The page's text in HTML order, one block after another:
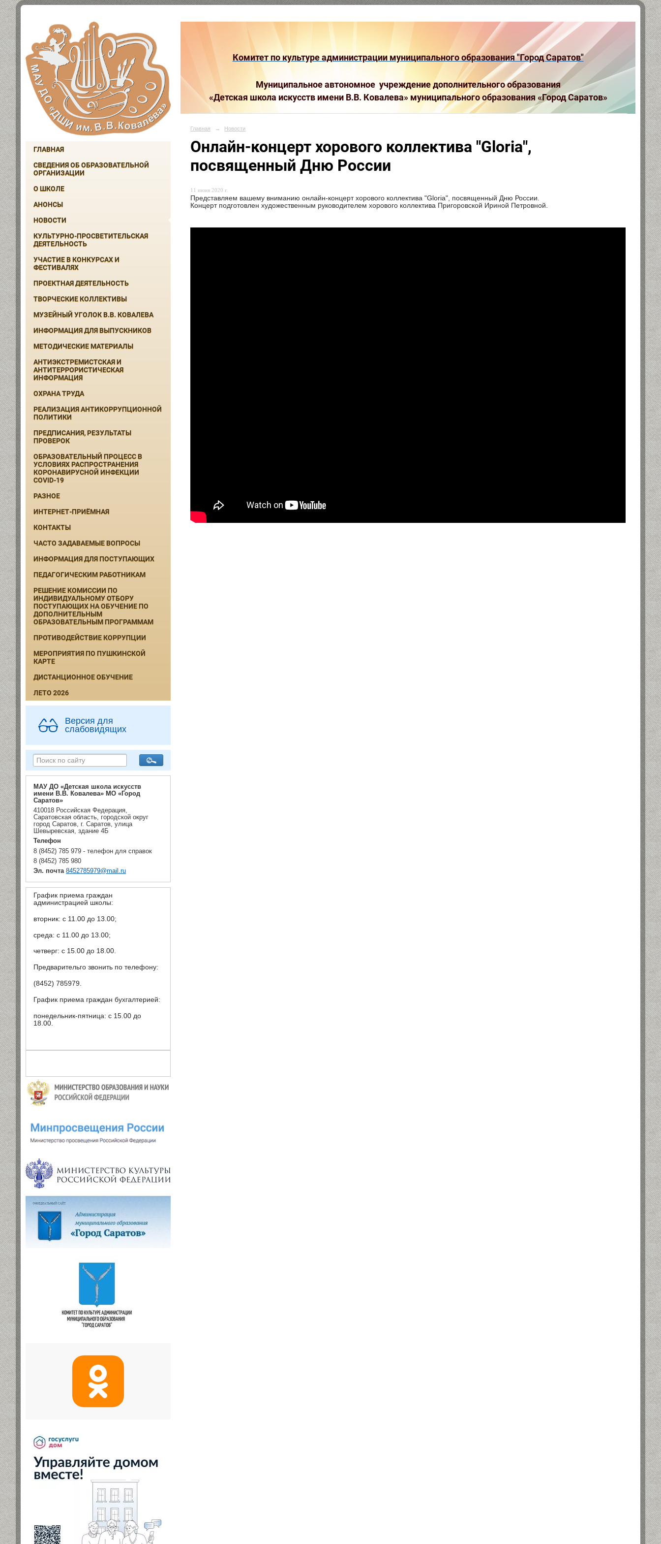
ГЛАВНАЯ
СВЕДЕНИЯ ОБ ОБРАЗОВАТЕЛЬНОЙ
ОРГАНИЗАЦИИ
О ШКОЛЕ
АНОНСЫ
НОВОСТИ
КУЛЬТУРНО-ПРОСВЕТИТЕЛЬСКАЯ
ДЕЯТЕЛЬНОСТЬ
УЧАСТИЕ В КОНКУРСАХ И
ФЕСТИВАЛЯХ
ПРОЕКТНАЯ ДЕЯТЕЛЬНОСТЬ
ТВОРЧЕСКИЕ КОЛЛЕКТИВЫ
МУЗЕЙНЫЙ УГОЛОК В.В. КОВАЛЕВА
ИНФОРМАЦИЯ ДЛЯ ВЫПУСКНИКОВ
МЕТОДИЧЕСКИЕ МАТЕРИАЛЫ
АНТИЭКСТРЕМИСТСКАЯ И
АНТИТЕРРОРИСТИЧЕСКАЯ
ИНФОРМАЦИЯ
ОХРАНА ТРУДА
РЕАЛИЗАЦИЯ АНТИКОРРУПЦИОННОЙ
ПОЛИТИКИ
ПРЕДПИСАНИЯ, РЕЗУЛЬТАТЫ
ПРОВЕРОК
ОБРАЗОВАТЕЛЬНЫЙ ПРОЦЕСС В
УСЛОВИЯХ РАСПРОСТРАНЕНИЯ
КОРОНАВИРУСНОЙ ИНФЕКЦИИ
COVID-19
РАЗНОЕ
ИНТЕРНЕТ-ПРИЁМНАЯ
КОНТАКТЫ
ЧАСТО ЗАДАВАЕМЫЕ ВОПРОСЫ
ИНФОРМАЦИЯ ДЛЯ ПОСТУПАЮЩИХ
ПЕДАГОГИЧЕСКИМ РАБОТНИКАМ
РЕШЕНИЕ КОМИССИИ ПО
ИНДИВИДУАЛЬНОМУ ОТБОРУ
ПОСТУПАЮЩИХ НА ОБУЧЕНИЕ ПО
ДОПОЛНИТЕЛЬНЫМ
ОБРАЗОВАТЕЛЬНЫМ ПРОГРАММАМ
ПРОТИВОДЕЙСТВИЕ КОРРУПЦИИ
МЕРОПРИЯТИЯ ПО ПУШКИНСКОЙ
КАРТЕ
ДИСТАНЦИОННОЕ ОБУЧЕНИЕ
ЛЕТО 2026
Версия для
слабовидящих
МАУ ДО «Детская школа искусств
имени В.В. Ковалева» МО «Город
Саратов»
410018 Российская Федерация,
Саратовская область, городской округ
город Саратов, г. Саратов, улица
Шевыревская, здание 4Б
Телефон
8 (8452) 785 979 - телефон для справок
8 (8452) 785 980
Эл. почта 8452785979@mail.ru
График приема граждан
администрацией школы:
вторник: с 11.00 до 13.00;
среда: с 11.00 до 13.00;
четверг: с 15.00 до 18.00.
Предварительго звонить по телефону:
(8452) 785979.
График приема граждан бухгалтерией:
понедельник-пятница: с 15.00 до
18.00.
Комитет по культуре администрации муниципального образования "Город Саратов"
Муниципальное автономное учреждение дополнительного образования
«Детская школа искусств имени В.В. Ковалева» муниципального образования «Город Саратов»
Главная → Новости
Онлайн-концерт хорового коллектива "Gloria",
посвященный Дню России
11 июня 2020 г.
Представляем вашему вниманию онлайн-концерт хорового коллектива "Gloria", посвященный Дню России.
Концерт подготовлен художественным руководителем хорового коллектива Пригоровской Ириной Петровной.